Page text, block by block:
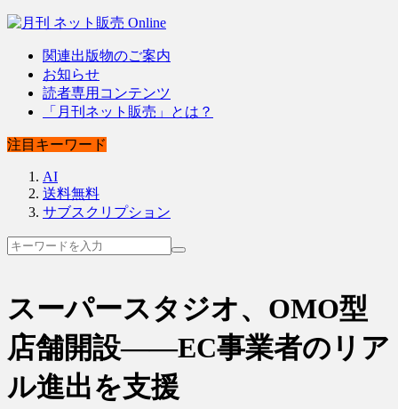
関連出版物のご案内
お知らせ
読者専用コンテンツ
「月刊ネット販売」とは？
注目キーワード
AI
送料無料
サブスクリプション
スーパースタジオ、OMO型
店舗開設――EC事業者のリア
ル進出を支援